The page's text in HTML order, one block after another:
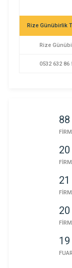
Rize Günübirlik
Rize
0532 632 86
ANTALYA |
0532 335 54
88
20
21
20
19